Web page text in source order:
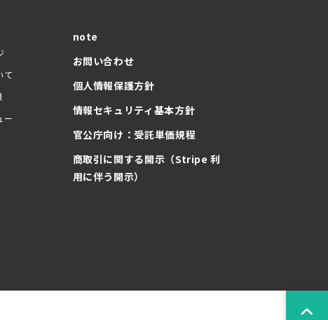
て
ー
note
お問い合わせ
個人情報保護方針
情報セキュリティ基本方針
官公庁向け：受託単価規程
商取引に関する開示（Stripe 利
用に伴う開示）